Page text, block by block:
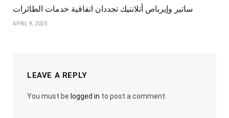
ساتير وإيرباص أتلانتيك تجددان اتفاقية خدمات الطائرات
APRIL 9, 2025
LEAVE A REPLY
You must be logged in to post a comment.